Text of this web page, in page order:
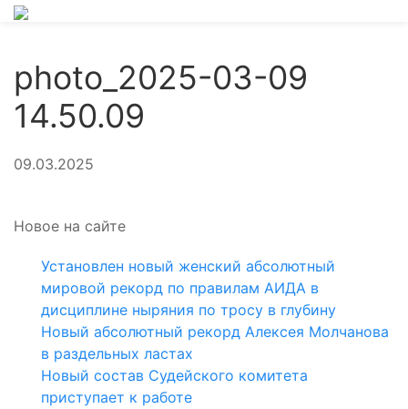
photo_2025-03-09
14.50.09
09.03.2025
Новое на сайте
Установлен новый женский абсолютный
мировой рекорд по правилам АИДА в
дисциплине ныряния по тросу в глубину
Новый абсолютный рекорд Алексея Молчанова
в раздельных ластах
Новый состав Судейского комитета
приступает к работе